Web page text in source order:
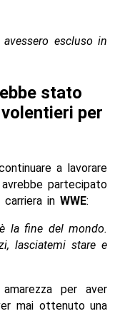
escluso in
stato
per
a lavorare
partecipato
in WWE:
la fine del mondo.
lasciatemi stare e
per aver
mai ottenuto una